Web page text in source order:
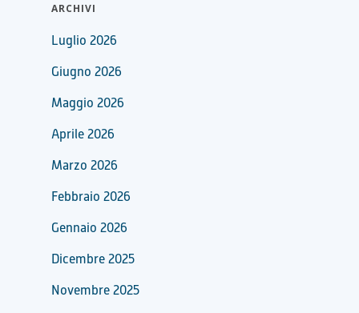
ARCHIVI
Luglio 2026
Giugno 2026
Maggio 2026
Aprile 2026
Marzo 2026
Febbraio 2026
Gennaio 2026
Dicembre 2025
Novembre 2025